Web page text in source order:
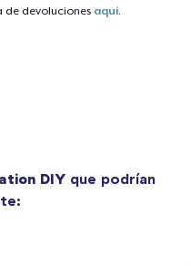
de devoluciones aquí.
DIYque podrían